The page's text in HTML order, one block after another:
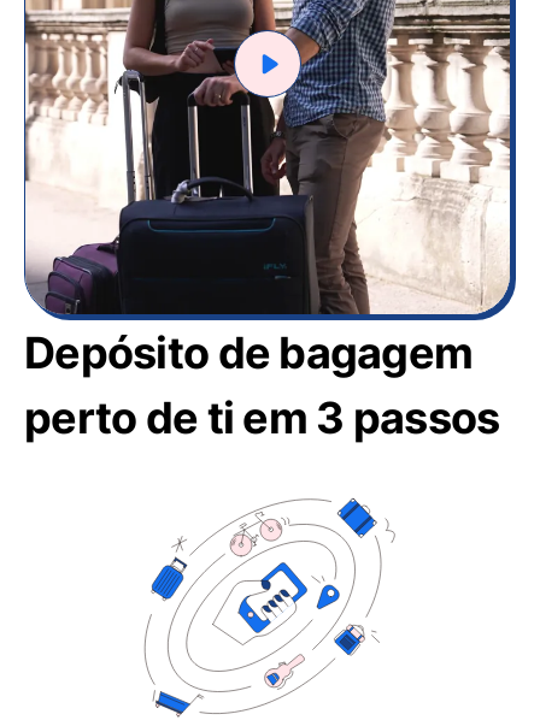
Depósito de bagagem
perto de ti em 3 passos